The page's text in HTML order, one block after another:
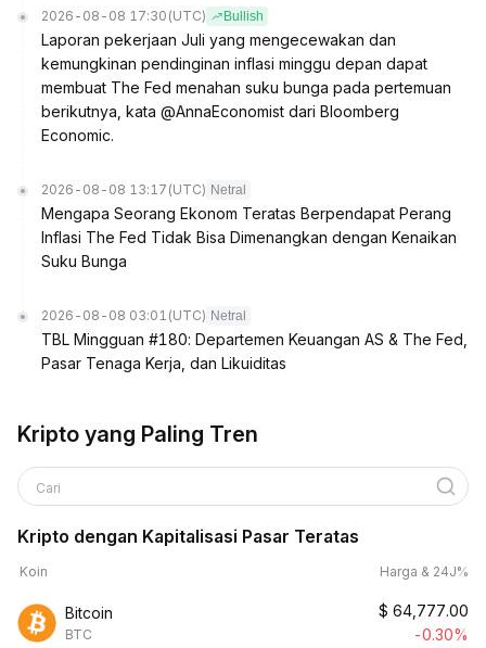
2026-08-08 17:30 (UTC) Bullish
Laporan pekerjaan Juli yang mengecewakan dan
kemungkinan pendinginan inflasi minggu depan dapat
membuat The Fed menahan suku bunga pada pertemuan
berikutnya, kata @AnnaEconomist dari Bloomberg
Economic.
2026-08-08 13:17 (UTC) Netral
Mengapa Seorang Ekonom Teratas Berpendapat Perang
Inflasi The Fed Tidak Bisa Dimenangkan dengan Kenaikan
Suku Bunga
2026-08-08 03:01 (UTC) Netral
TBL Mingguan #180: Departemen Keuangan AS & The Fed,
Pasar Tenaga Kerja, dan Likuiditas
Kripto yang Paling Tren
Cari
Kripto dengan Kapitalisasi Pasar Teratas
Koin Harga & 24J%
Bitcoin
BTC
$ 64,777.00
-0.30%